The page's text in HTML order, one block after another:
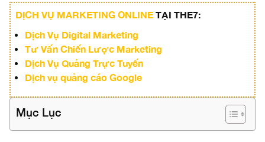
DỊCH VỤ MARKETING ONLINE TẠI THE7:
Dịch Vụ Digital Marketing
Tư Vấn Chiến Lược Marketing
Dịch Vụ Quảng Trực Tuyến
Dịch vụ quảng cáo Google
Mục Lục